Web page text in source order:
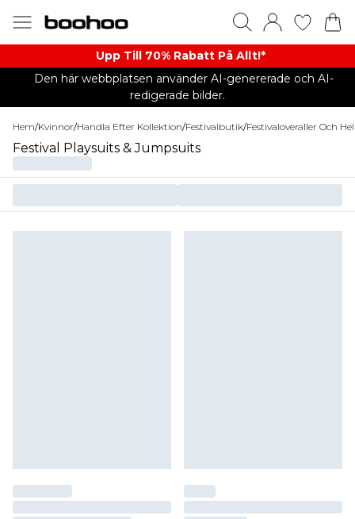
Upp Till 70% Rabatt På Allt!*
Den här webbplatsen använder AI-genererade och AI-
redigerade bilder.
Hem/Kvinnor/Handla Efter Kollektion/Festivalbutik/Festivaloveraller Och
Festival Playsuits & Jumpsuits